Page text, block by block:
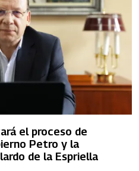
el proceso de
Petro y la
de la Espriella